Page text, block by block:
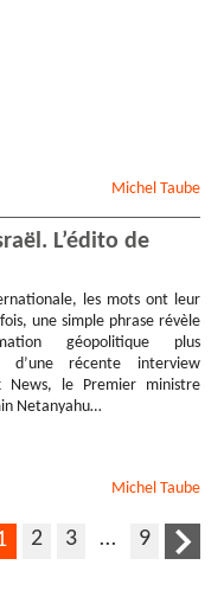
Michel Taube
L’édito de
les mots ont leur
une simple phrase révèle
géopolitique plus
d’une récente interview
News, le Premier ministre
Netanyahu…
Michel Taube
2 3 … 9